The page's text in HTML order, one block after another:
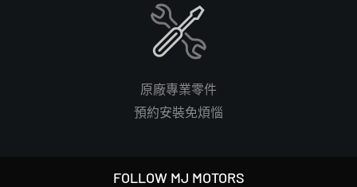
原廠專業零件
預約安裝免煩惱
FOLLOW MJ MOTORS